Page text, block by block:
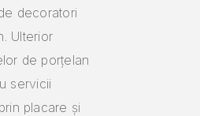
decoratori
Ulterior
de porțelan
servicii
placare și